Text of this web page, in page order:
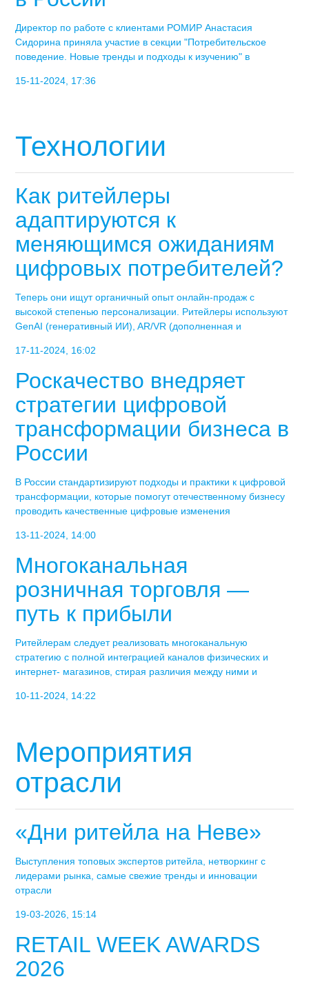
Директор по работе с клиентами РОМИР Анастасия
Сидорина приняла участие в секции "Потребительское
поведение. Новые тренды и подходы к изучению" в
15-11-2024, 17:36
Технологии
Как ритейлеры
адаптируются к
меняющимся ожиданиям
цифровых потребителей?
Теперь они ищут органичный опыт онлайн-продаж с
высокой степенью персонализации. Ритейлеры используют
GenAI (генеративный ИИ), AR/VR (дополненная и
17-11-2024, 16:02
Роскачество внедряет
стратегии цифровой
трансформации бизнеса в
России
В России стандартизируют подходы и практики к цифровой
трансформации, которые помогут отечественному бизнесу
проводить качественные цифровые изменения
13-11-2024, 14:00
Многоканальная
розничная торговля —
путь к прибыли
Ритейлерам следует реализовать многоканальную
стратегию с полной интеграцией каналов физических и
интернет- магазинов, стирая различия между ними и
10-11-2024, 14:22
Мероприятия
отрасли
«Дни ритейла на Неве»
Выступления топовых экспертов ритейла, нетворкинг с
лидерами рынка, самые свежие тренды и инновации
отрасли
19-03-2026, 15:14
RETAIL WEEK AWARDS
2026